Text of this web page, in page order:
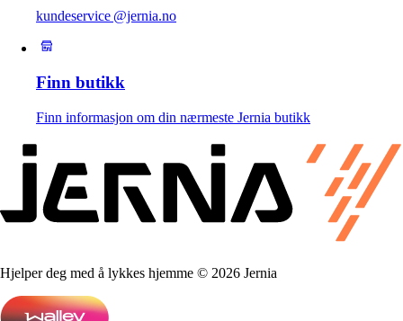
kundeservice @jernia.no
Finn butikk
Finn informasjon om din nærmeste Jernia butikk
Hjelper deg med å lykkes hjemme © 2026 Jernia